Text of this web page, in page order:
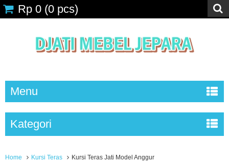
Rp 0 (0 pcs)
Menu
Kategori
Home Kursi Teras Kursi Teras Jati Model Anggur